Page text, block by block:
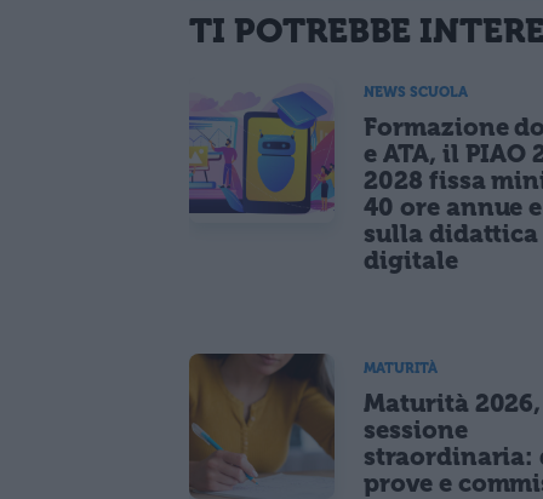
TI POTREBBE
NEWS SCUOLA
Formazione
e ATA, il PIAO
2028 fissa
40 ore annue
sulla didattica
digitale
MATURITÀ
Maturità 2026,
sessione
straordinaria:
prove e